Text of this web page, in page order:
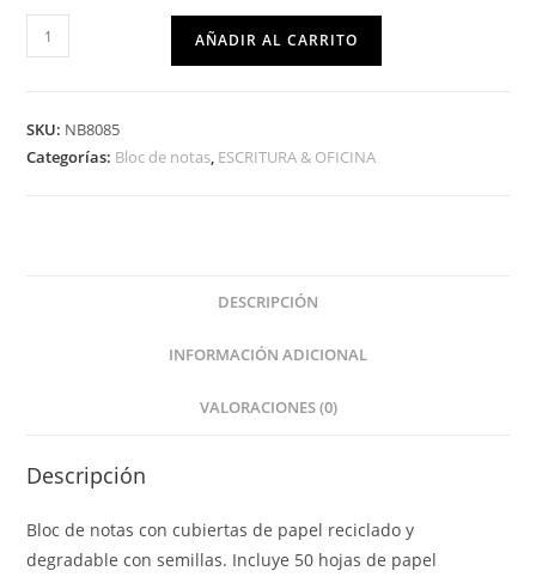
AÑADIR AL CARRITO
SKU: NB8085
Categorías: Bloc de notas, ESCRITURA & OFICINA
DESCRIPCIÓN
INFORMACIÓN ADICIONAL
VALORACIONES (0)
Descripción
Bloc de notas con cubiertas de papel reciclado y
degradable con semillas. Incluye 50 hojas de papel